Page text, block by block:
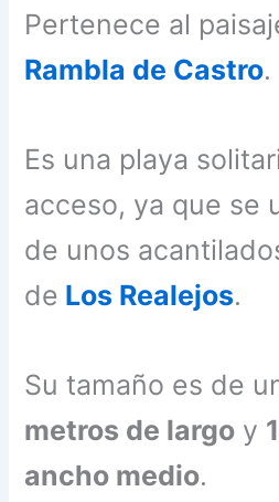
Pertenece al
Rambla de Castro.
Es una playa
acceso, ya que se
de unos
de Los Realejos.
Su tamaño es de
metros de largo y
ancho medio.